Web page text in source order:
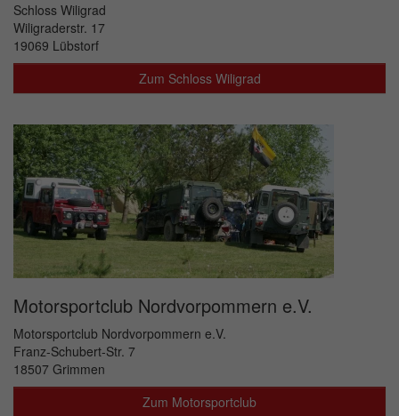
Schloss Wiligrad
Wiligraderstr. 17
19069 Lübstorf
Zum Schloss Wiligrad
Motorsportclub Nordvorpommern e.V.
Motorsportclub Nordvorpommern e.V.
Franz-Schubert-Str. 7
18507 Grimmen
Zum Motorsportclub